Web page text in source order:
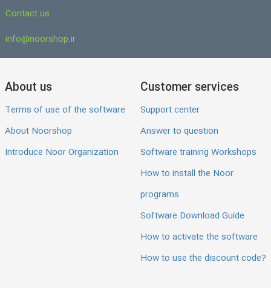
Contact us
info@noorshop.ir
About us
Terms of use of the software
About Noorshop
Introduce Noor Organization
Customer services
Support center
Answer to question
Software training Workshops
How to install the Noor
programs
Software Download Guide
How to activate the software
How to use the discount code?